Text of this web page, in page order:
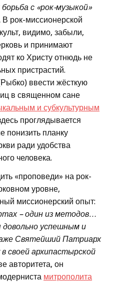
с «рок-музыкой»
В рок-миссионерской
видимо, забыли,
и принимают
ко Христу отнюдь не
пристрастий.
ввести жёсткую
в священном сане
и субкультурным
проглядывается
понизить планку
ради удобства
человека.
«проповеди» на рок-
уровне,
миссионерский опыт:
– один из методов…
успешным и
Святейший Патриарх
своей архипастырской
авторитета, он
митрополита